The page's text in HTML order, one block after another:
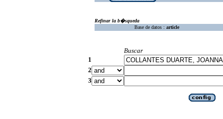
Refinar la b�squeda
Base de datos : article
Buscar
1
2
3